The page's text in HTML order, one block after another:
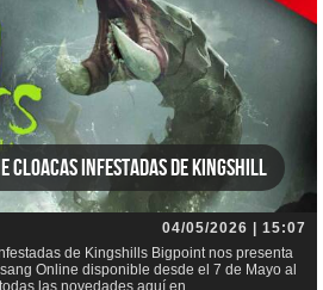
Cloacas infestadas de Kingshill
04/05/2026 | 15:07
de Kingshills Bigpoint nos presenta
Online disponible desde el 7 de Mayo al
las novedades aquí en